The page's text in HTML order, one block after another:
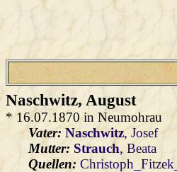
Naschwitz, August
* 16.07.1870 in Neumohrau
Vater: Naschwitz, Josef
Mutter: Strauch, Beata
Quellen: